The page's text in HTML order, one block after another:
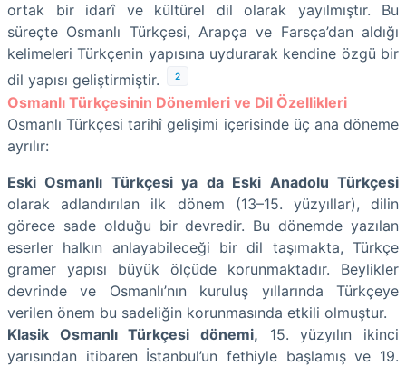
ortak bir idarî ve kültürel dil olarak yayılmıştır. Bu
süreçte Osmanlı Türkçesi, Arapça ve Farsça’dan aldığı
kelimeleri Türkçenin yapısına uydurarak kendine özgü bir
dil yapısı geliştirmiştir.
2
Osmanlı Türkçesinin Dönemleri ve Dil Özellikleri
Osmanlı Türkçesi tarihî gelişimi içerisinde üç ana döneme
ayrılır:
Eski Osmanlı Türkçesi ya da Eski Anadolu Türkçesi
olarak adlandırılan ilk dönem (13–15. yüzyıllar), dilin
görece sade olduğu bir devredir. Bu dönemde yazılan
eserler halkın anlayabileceği bir dil taşımakta, Türkçe
gramer yapısı büyük ölçüde korunmaktadır. Beylikler
devrinde ve Osmanlı’nın kuruluş yıllarında Türkçeye
verilen önem bu sadeliğin korunmasında etkili olmuştur.
Klasik Osmanlı Türkçesi dönemi, 15. yüzyılın ikinci
yarısından itibaren İstanbul’un fethiyle başlamış ve 19.